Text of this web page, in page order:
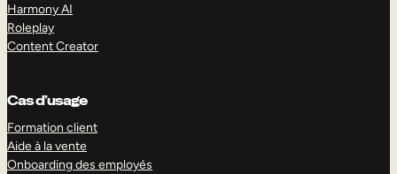
Harmony AI
Roleplay
Content Creator
Cas d’usage
Formation client
Aide à la vente
Onboarding des employés